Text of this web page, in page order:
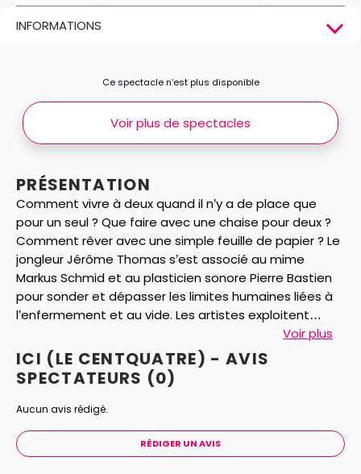
INFORMATIONS
PRÉSENTATION
Comment vivre à deux quand il n’y a de place que
pour un seul ? Que faire avec une chaise pour deux ?
Comment rêver avec une simple feuille de papier ? Le
jongleur Jérôme Thomas s’est associé au mime
Markus Schmid et au plasticien sonore Pierre Bastien
pour sonder et dépasser les limites humaines liées à
l’enfermement et au vide. Les artistes exploitent
objets manipulés et dimensions de l’espace d’une
manière inattendue pour réinventer la liberté dans le
cloisonnement. Avec une mécanique imparable
mêlant écriture chorégraphique et théâtre burlesque,
rythmée par les compositions et les drôles de
embastillé touche au rêve de tout homme entravé :
Voir plus
Ce spectacle n’est plus disponible
Voir plus de spectacles
ICI (LE CENTQUATRE) - AVIS
SPECTATEURS (0)
Aucun avis rédigé.
RÉDIGER UN AVIS